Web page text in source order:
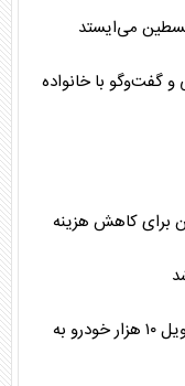
می‌ایستد
و گفت‌و‌گو با خانواده
برای کاهش هزینه
خبر خوب وزارت صمت برای ایثارگران / تحویل ۱۰ هزار خودرو به